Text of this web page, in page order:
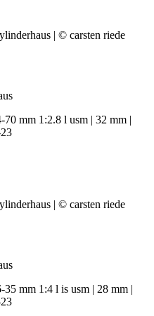
mm 1:2.8 l usm | 32 mm |
mm 1:4 l is usm | 28 mm |